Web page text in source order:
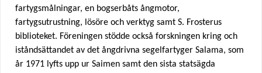
h
e
r
fartygsmålningar, en bogserbåts ångmotor,
fartygsutrustning, lösöre och verktyg samt S. Frosterus
biblioteket. Föreningen stödde också forskningen kring och
iståndsättandet av det ångdrivna segelfartyger Salama, som
år 1971 lyfts upp ur Saimen samt den sista statsägda